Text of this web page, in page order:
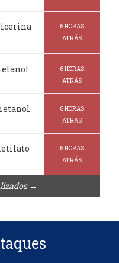
6 HORAS
ATRÁS
6 HORAS
ATRÁS
6 HORAS
ATRÁS
6 HORAS
ATRÁS
→